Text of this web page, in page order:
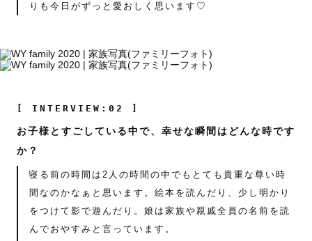
りも今日がずっと愛おしく思います♡
[ INTERVIEW:02 ]
お子様とすごしている中で、幸せな瞬間はどんな時です
か？
寝る前の時間は2人の時間の中でもとても貴重な尊い時
間なのかなぁと思います。絵本を読んだり、少し明かり
をつけて影で遊んだり。娘は家族や親戚全員の名前を読
んでおやすみと言っています。